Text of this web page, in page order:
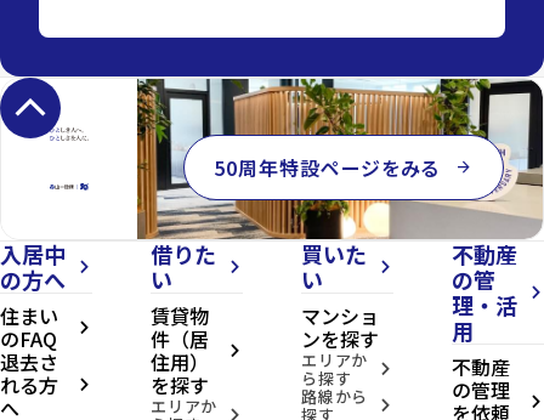
keyboard_arrow_up
50周年特設ページをみる arrow_forward
入居中
の方へ
arrow_forward_ios
住まい
のFAQ arrow_forward_ios
退去さ
れる方
へ
arrow_forward_ios
借りた
い
arrow_forward_ios
賃貸物
件（居
住用）
を探す
arrow_forward_ios
エリアか arrow_forward_ios
買いた
い
arrow_forward_ios
マンショ
ンを探す
エリアか
ら探す arrow_forward_ios
路線から
探す arrow_forward_ios
不動産
の管
理・活
用
arrow_forward_ios
不動産
の管理
を依頼 arrow_forward_ios